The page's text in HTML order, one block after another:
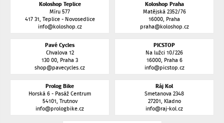
Koloshop Teplice
Míru 577
417 31, Teplice - Novosedlice
info@koloshop.cz
Koloshop Praha
Matějská 2352/76
16000, Praha
praha@koloshop.cz
Pavé Cycles
Chvalova 12
130 00, Praha 3
shop@pavecycles.cz
PICSTOP
Na lužci 10/226
16000, Praha 6
info@picstop.cz
Prolog Bike
Horská 6 - Pasáž Centrum
54101, Trutnov
info@prologbike.cz
Ráj Kol
Smetanova 2348
27201, Kladno
info@raj-kol.cz